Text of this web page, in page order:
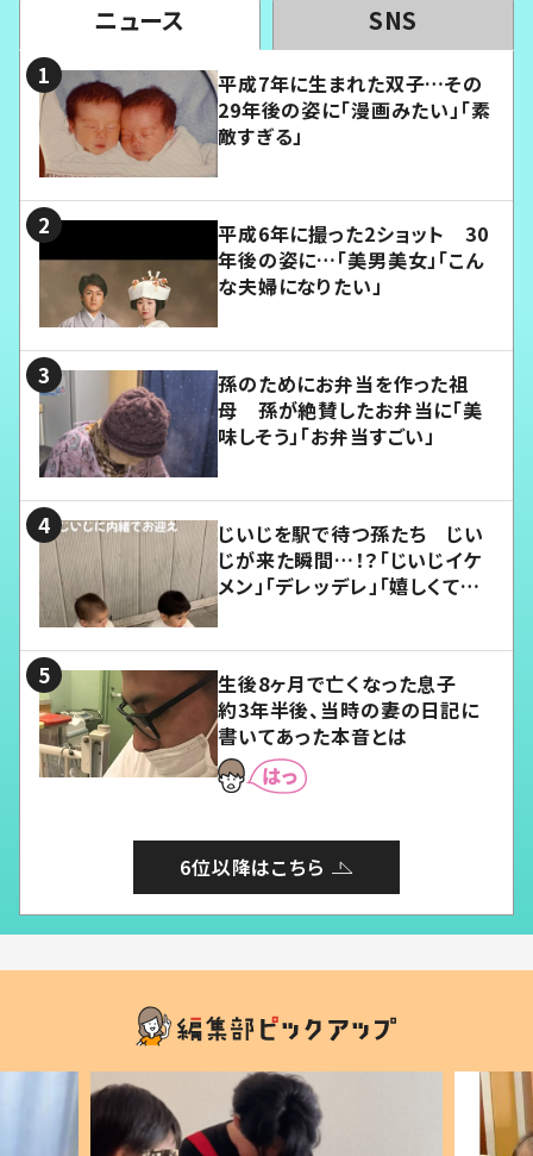
ニュース SNS
平成7年に生まれた双子…その
29年後の姿に「漫画みたい」「素
敵すぎる」
平成6年に撮った2ショット 30
年後の姿に…「美男美女」「こん
な夫婦になりたい」
孫のためにお弁当を作った祖
母 孫が絶賛したお弁当に「美
味しそう」「お弁当すごい」
じいじを駅で待つ孫たち じい
じが来た瞬間…！？「じいじイケ
メン」「デレッデレ」「嬉しくて可
生後8ヶ月で亡くなった息子
約3年半後、当時の妻の日記に
書いてあった本音とは
6位以降はこちら